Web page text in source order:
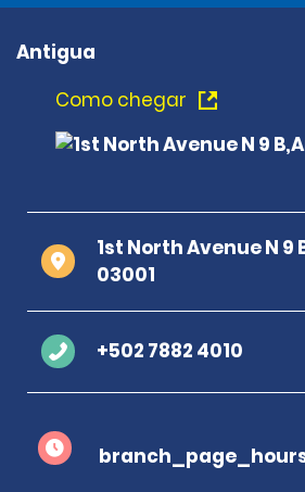
Antigua
Como chegar
1st North Avenue N 9
03001
+502 7882 4010